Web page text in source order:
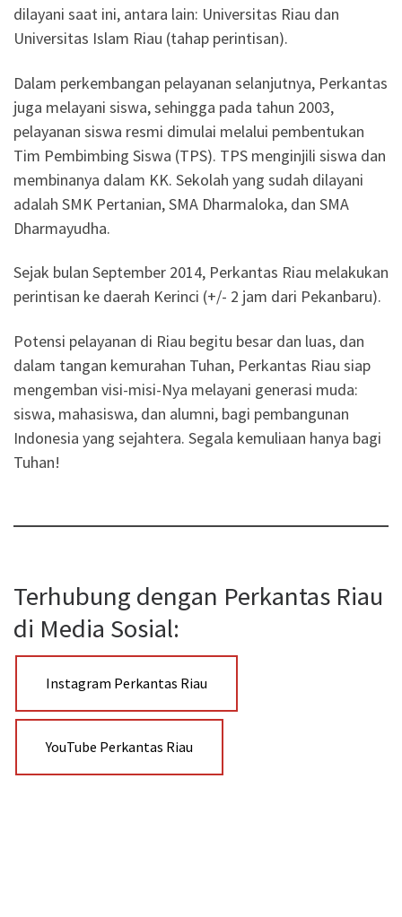
dilayani saat ini, antara lain: Universitas Riau dan
Universitas Islam Riau (tahap perintisan).
Dalam perkembangan pelayanan selanjutnya, Perkantas
juga melayani siswa, sehingga pada tahun 2003,
pelayanan siswa resmi dimulai melalui pembentukan
Tim Pembimbing Siswa (TPS). TPS menginjili siswa dan
membinanya dalam KK. Sekolah yang sudah dilayani
adalah SMK Pertanian, SMA Dharmaloka, dan SMA
Dharmayudha.
Sejak bulan September 2014, Perkantas Riau melakukan
perintisan ke daerah Kerinci (+/- 2 jam dari Pekanbaru).
Potensi pelayanan di Riau begitu besar dan luas, dan
dalam tangan kemurahan Tuhan, Perkantas Riau siap
mengemban visi-misi-Nya melayani generasi muda:
siswa, mahasiswa, dan alumni, bagi pembangunan
Indonesia yang sejahtera. Segala kemuliaan hanya bagi
Tuhan!
Terhubung dengan Perkantas Riau
di Media Sosial:
Instagram Perkantas Riau
YouTube Perkantas Riau